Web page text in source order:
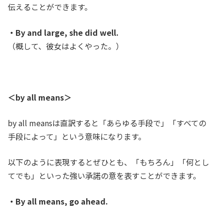
伝えることができます。
・By and large, she did well.
（概して、彼女はよくやった。）
＜by all means＞
by all meansは直訳すると「あらゆる手段で」「すべての
手段によって」という意味になります。
以下のように表現するとぜひとも、「もちろん」「何とし
てでも」といった強い承諾の意を表すことができます。
・By all means, go ahead.